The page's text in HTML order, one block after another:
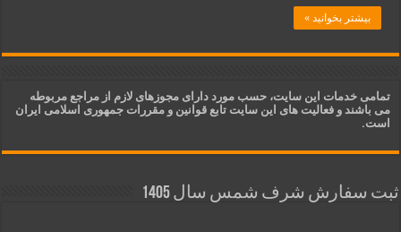
بیشتر بخوانید »
تمامی خدمات این سایت، حسب مورد دارای مجوزهای لازم از مراجع مربوطه
می باشند و فعالیت های این سایت تابع قوانین و مقررات جمهوری اسلامی ایران
است.
ثبت سفارش شرف شمس سال 1405